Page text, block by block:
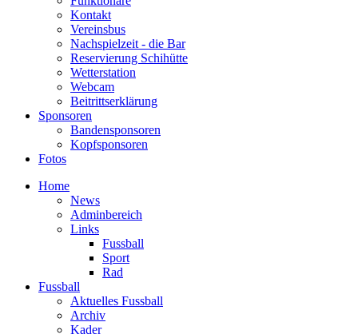
Kontakt
Vereinsbus
Nachspielzeit - die Bar
Reservierung Schihütte
Wetterstation
Webcam
Beitrittserklärung
Sponsoren
Bandensponsoren
Kopfsponsoren
Fotos
Home
News
Adminbereich
Links
Fussball
Sport
Rad
Fussball
Aktuelles Fussball
Archiv
Kader